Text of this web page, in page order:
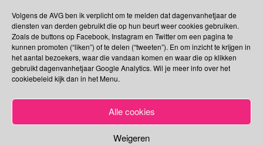
Volgens de AVG ben ik verplicht om te melden dat dagenvanhetjaar de
diensten van derden gebruikt die op hun beurt weer cookies gebruiken.
Zoals de buttons op Facebook, Instagram en Twitter om een pagina te
kunnen promoten (“liken”) of te delen (“tweeten”). En om inzicht te krijgen in
het aantal bezoekers, waar die vandaan komen en waar die op klikken
gebruikt dagenvanhetjaar Google Analytics. Wil je meer info over het
cookiebeleid kijk dan in het Menu.
Alle cookies
Weigeren
Social Media
Je kunt me volgen op
naar: